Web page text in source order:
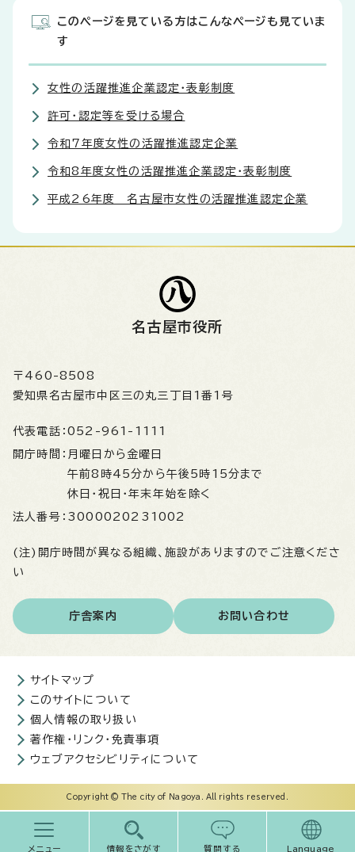
メニュー 情報をさがす 質問する Language
このページを見ている方はこんなページも見ていま
す
女性の活躍推進企業認定・表彰制度
許可・認定等を受ける場合
令和7年度女性の活躍推進認定企業
令和8年度女性の活躍推進企業認定・表彰制度
平成26年度 名古屋市女性の活躍推進認定企業
名古屋市役所
〒460-8508
愛知県名古屋市中区三の丸三丁目1番1号
代表電話： 052-961-1111
開庁時間： 月曜日から金曜日
午前8時45分から午後5時15分まで
休日・祝日・年末年始を除く
法人番号： 3000020231002
(注)開庁時間が異なる組織、施設がありますのでご注意くださ
い
庁舎案内 お問い合わせ
サイトマップ
このサイトについて
個人情報の取り扱い
著作権・リンク・免責事項
ウェブアクセシビリティについて
Copyright © The city of Nagoya. All rights reserved.